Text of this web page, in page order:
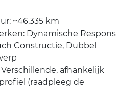
~46.335 km
Dynamische Respons
Constructie, Dubbel
afhankelijk
(raadpleeg de